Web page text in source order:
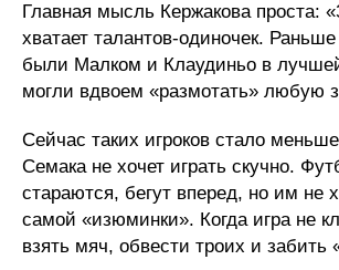
Главная мысль Кержакова проста:
хватает талантов-одиночек.
были Малком и Клаудиньо в
могли вдвоем «размотать» любую
Сейчас таких игроков стало
Семака не хочет играть скучно.
стараются, бегут вперед, но им не
самой «изюминки». Когда игра не
взять мяч, обвести троих и забить